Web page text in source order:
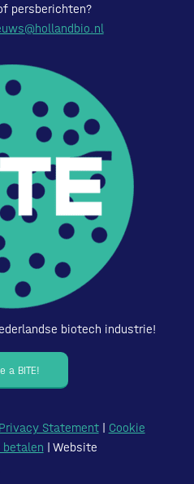
persberichten?
biotech industrie!
a BITE!
Privacy Statement| Cookie
betalen | Website